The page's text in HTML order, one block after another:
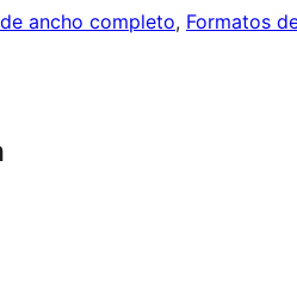
ancho completo, Formatos